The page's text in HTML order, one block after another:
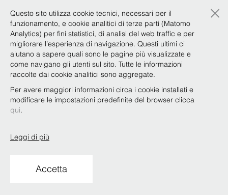
Questo sito utilizza cookie tecnici, necessari per il
funzionamento, e cookie analitici di terze parti (Matomo
Analytics) per fini statistici, di analisi del web traffic e per
migliorare l’esperienza di navigazione. Questi ultimi ci
aiutano a sapere quali sono le pagine più visualizzate e
come navigano gli utenti sul sito. Tutte le informazioni
raccolte dai cookie analitici sono aggregate.
Per avere maggiori informazioni circa i cookie installati e
modificare le impostazioni predefinite del browser clicca
qui.
Leggi di più
Accetta
×